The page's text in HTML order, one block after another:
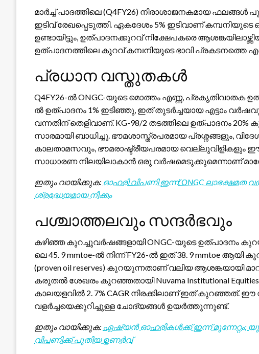
മാർച്ച് പാദത്തിലെ (Q4FY26) നിരാശാജനകമായ ഫലങ്ങൾ
ഇടിവ് രേഖപ്പെടുത്തി. ഏകദേശം 5% ഇടിവാണ് കമ്പനിയുടെ
ഉണ്ടായിട്ടും, ഉത്പാദനക്കുറവ് നിക്ഷേപകരെ
ഉത്പാദനത്തിലെ കുറവ് കമ്പനിയുടെ ഭാവി പ്രകടനത്തെ
പ്രധാന വസ്തുതകൾ
Q4FY26-ൽ ONGC-യുടെ മൊത്തം എണ്ണ, പ്രകൃതിവാതക
ൽ ഉത്പാദനം 1% ഇടിഞ്ഞു, ഇത് തുടർച്ചയായ എട്ടാം
വന്നതിന് തെളിവാണ്. KG-98/2 തടത്തിലെ ഉത്പാദനം
സാരമായി ബാധിച്ചു. ഭൗമശാസ്ത്രപരമായ പ്രശ്നങ്ങളും,
കാലതാമസവും, ഭൗമരാഷ്ട്രീയപരമായ വെല്ലുവിളികളും
സാധാരണ നിലയിലാകാൻ ഒരു വർഷമെടുക്കുമെന്നാണ്
ഇതും വായിക്കുക: ഓഹരി വിപണി ഇന്ന്: ONGC ലാഭക്ഷമത
ശ്രദ്ധേയമായ നീക്കം
പശ്ചാത്തലവും സന്ദർഭവും
കഴിഞ്ഞ കുറച്ചുവർഷങ്ങളായി ONGC-യുടെ ഉത്പാദനം
ലെ 45. 9 mmtoe-ൽ നിന്ന് FY26-ൽ ഇത് 38. 9 mmtoe
(proven oil reserves) കുറയുന്നതാണ് വലിയ ആശങ്കയായി
കരുതൽ ശേഖരം കുറഞ്ഞതായി Nuvama Institutional Equities
കാലയളവിൽ 2. 7% CAGR നിരക്കിലാണ് ഇത് കുറഞ്ഞത്. ഈ
വളർച്ചയെക്കുറിച്ചുള്ള ചോദ്യങ്ങൾ ഉയർത്തുന്നുണ്ട്.
ഇതും വായിക്കുക: ഏഷ്യൻ ഓഹരികൾക്ക് ഇന്ന്
വിപണിക്ക് പുതിയ ഉണർവ്